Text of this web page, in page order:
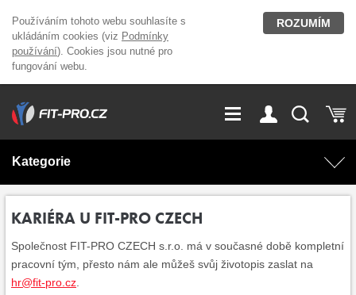
Používáním tohoto webu souhlasíte s
ukládáním cookies (viz Podmínky
používání). Cookies jsou nutné pro
fungování webu.
ROZUMÍM
GDPR
Kariéra Kontakt
Magazín
Přihlášení
Kategorie
Doplňky stravy Fitness vybavení
KARIÉRA U FIT-PRO CZECH
Společnost FIT-PRO CZECH s.r.o. má v současné době kompletní
pracovní tým, přesto nám ale můžeš svůj životopis zaslat na
hr@fit-pro.cz